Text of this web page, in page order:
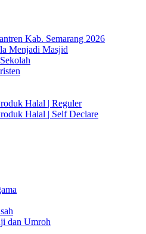
Kab. Semarang 2026
Menjadi Masjid
Halal | Reguler
Halal | Self Declare
dan Umroh